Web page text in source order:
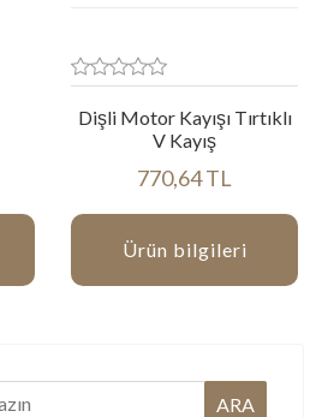
Dişli Motor Kayışı Tırtıklı
V Kayış
770,64 TL
Ürün bilgileri